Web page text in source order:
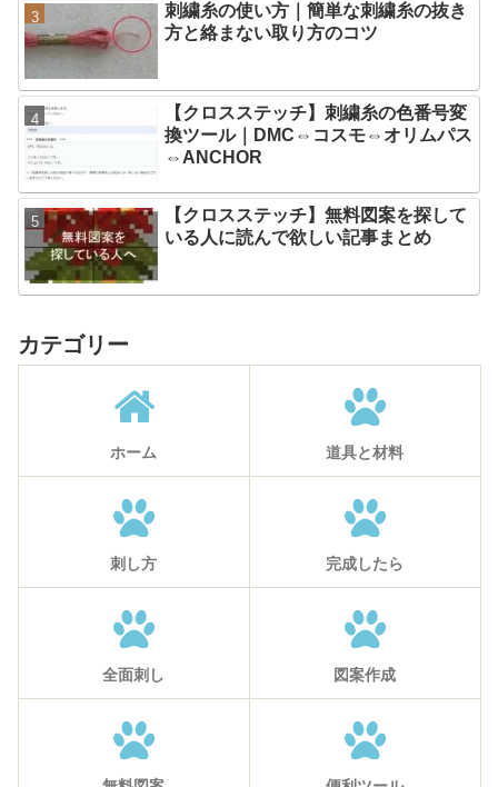
刺繍糸の使い方｜簡単な刺繍糸の抜き
方と絡まない取り方のコツ
【クロスステッチ】刺繍糸の色番号変
換ツール｜DMC⇔コスモ⇔オリムパス
⇔ANCHOR
【クロスステッチ】無料図案を探して
いる人に読んで欲しい記事まとめ
カテゴリー
ホーム 道具と材料
刺し方 完成したら
全面刺し 図案作成